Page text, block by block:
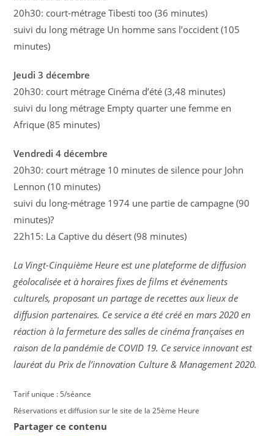
20h30: court-métrage Tibesti too (36 minutes)
suivi du long métrage Un homme sans l’occident (105
minutes)
Jeudi 3 décembre
20h30: court métrage Cinéma d’été (3,48 minutes)
suivi du long métrage Empty quarter une femme en
Afrique (85 minutes)
Vendredi 4 décembre
20h30: court métrage 10 minutes de silence pour John
Lennon (10 minutes)
suivi du long-métrage 1974 une partie de campagne (90
minutes)?
22h15: La Captive du désert (98 minutes)
La Vingt-Cinquième Heure est une plateforme de diffusion
géolocalisée et à horaires fixes de films et événements
culturels, proposant un partage de recettes aux lieux de
diffusion partenaires. Ce service a été créé en mars 2020 en
réaction à la fermeture des salles de cinéma françaises en
raison de la pandémie de COVID 19. Ce service innovant est
lauréat du Prix de l’innovation Culture & Management 2020.
Tarif unique : 5/séance
Réservations et diffusion sur le site de la 25ème Heure
Partager ce contenu